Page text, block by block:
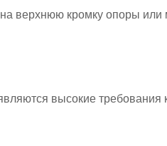
верхнюю кромку опоры или
высокие требования